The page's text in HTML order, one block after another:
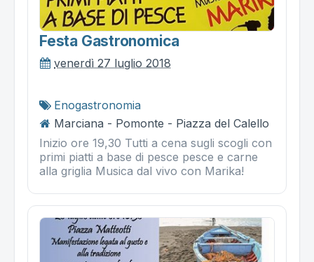
Festa Gastronomica
venerdì 27 luglio 2018
Enogastronomia
Marciana - Pomonte - Piazza del Calello
Inizio ore 19,30 Tutti a cena sugli scogli con
primi piatti a base di pesce pesce e carne
alla griglia Musica dal vivo con Marika!